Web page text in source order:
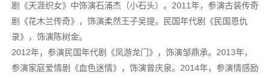
剧《天涯织女》中饰演石浦杰（小石头）。2011年，参演古装传奇
剧《花木兰传奇》，饰演柔然王子吴提。民国年代剧《民国恩仇
录》，饰演陈树金。
2012年，参演民国年代剧《凤游龙门》，饰演邹鼎承。2013年，
参演家庭爱情剧《血色迷情》，饰演曾庆泉。2014年，参演情感励